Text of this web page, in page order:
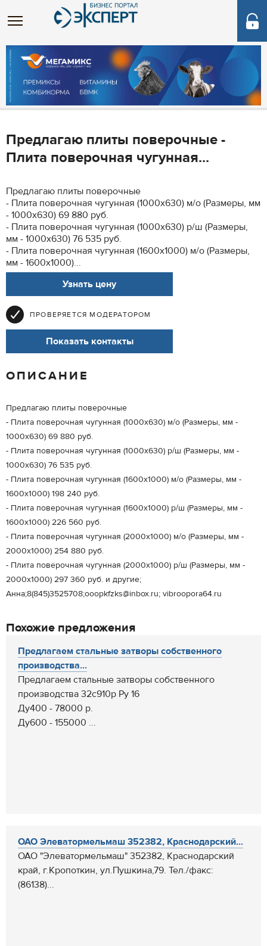
Предлагаю плиты поверочные -
Плита поверочная чугунная...
Предлагаю плиты поверочные
- Плита поверочная чугунная (1000х630) м/о (Размеры, мм
- 1000х630) 69 880 руб.
- Плита поверочная чугунная (1000х630) р/ш (Размеры,
мм - 1000х630) 76 535 руб.
- Плита поверочная чугунная (1600х1000) м/о (Размеры,
мм - 1600х1000)...
Узнать цену
ПРОВЕРЯЕТСЯ МОДЕРАТОРОМ
Показать контакты
ОПИСАНИЕ
Предлагаю плиты поверочные
- Плита поверочная чугунная (1000х630) м/о (Размеры, мм -
1000х630) 69 880 руб.
- Плита поверочная чугунная (1000х630) р/ш (Размеры, мм -
1000х630) 76 535 руб.
- Плита поверочная чугунная (1600х1000) м/о (Размеры, мм -
1600х1000) 198 240 руб.
- Плита поверочная чугунная (1600х1000) р/ш (Размеры, мм -
1600х1000) 226 560 руб.
- Плита поверочная чугунная (2000х1000) м/о (Размеры, мм -
2000х1000) 254 880 руб.
- Плита поверочная чугунная (2000х1000) р/ш (Размеры, мм -
2000х1000) 297 360 руб. и другие;
Анна;8(845)3525708;ooopkfzks@inbox.ru; vibroopora64.ru
Похожие предложения
Предлагаем стальные затворы собственного
производства...
Предлагаем стальные затворы собственного
производства 32с910р Ру 16
Ду400 - 78000 р.
Ду600 - 155000 ...
ОАО Элеватормельмаш 352382, Краснодарский...
ОАО "Элеватормельмаш" 352382, Краснодарский
край, г.Кропоткин, ул.Пушкина,79. Тел./факс:
(86138)...